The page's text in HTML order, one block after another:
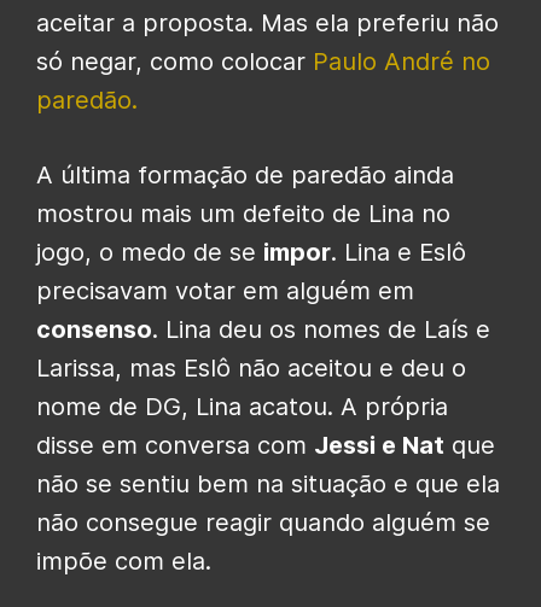
aceitar a proposta. Mas ela preferiu não
só negar, como colocar Paulo André no
paredão.
A última formação de paredão ainda
mostrou mais um defeito de Lina no
jogo, o medo de se impor. Lina e Eslô
precisavam votar em alguém em
consenso. Lina deu os nomes de Laís e
Larissa, mas Eslô não aceitou e deu o
nome de DG, Lina acatou. A própria
disse em conversa com Jessi e Nat que
não se sentiu bem na situação e que ela
não consegue reagir quando alguém se
impõe com ela.